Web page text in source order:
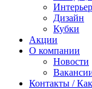
Дизайн
Кубки
Акции
О компании
Новости
Контакты /